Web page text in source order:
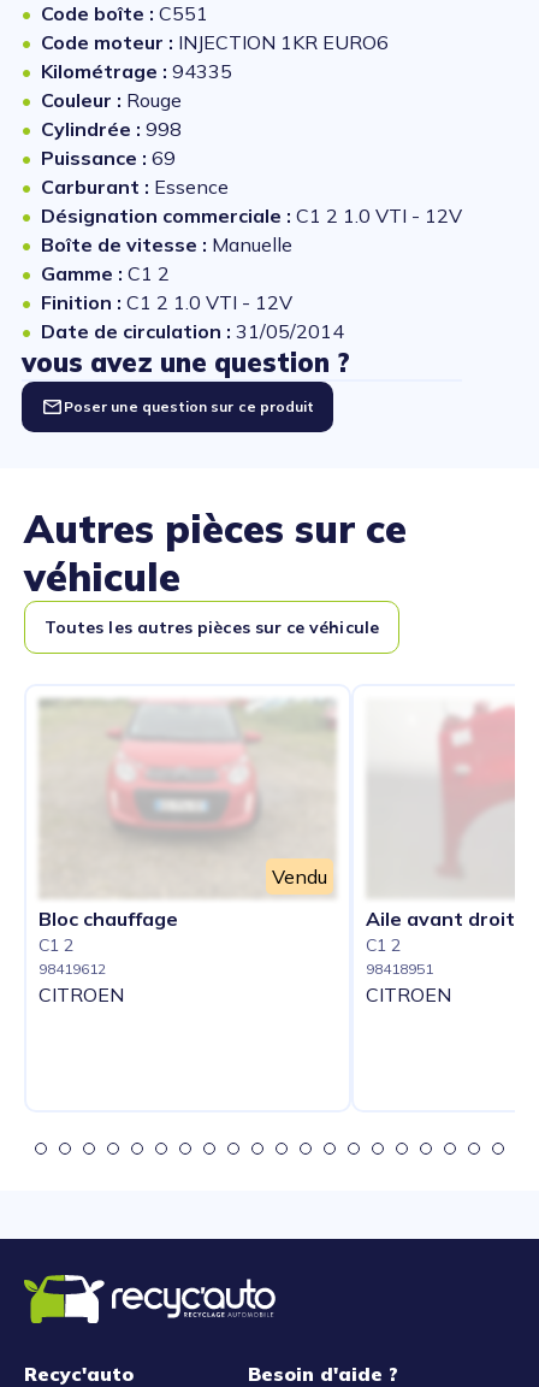
Code boîte : C551
Code moteur : INJECTION 1KR EURO6
Kilométrage : 94335
Couleur : Rouge
Cylindrée : 998
Puissance : 69
Carburant : Essence
Désignation commerciale : C1 2 1.0 VTI - 12V
Boîte de vitesse : Manuelle
Gamme : C1 2
Finition : C1 2 1.0 VTI - 12V
Date de circulation : 31/05/2014
vous avez une question ?
Poser une question sur ce produit
Autres pièces sur ce
véhicule
Toutes les autres pièces sur ce véhicule
Vendu
Bloc chauffage
C1 2
98419612
CITROEN
Aile avant droit
C1 2
98418951
CITROEN
Recyc'auto Besoin d'aide ?